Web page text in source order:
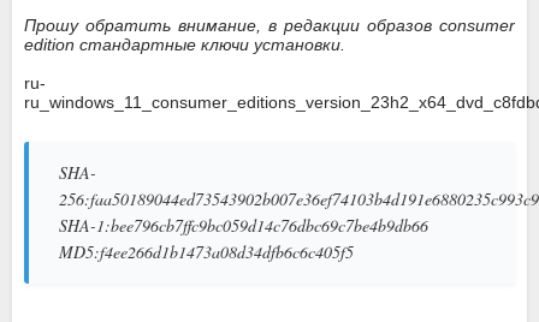
Прошу обратить внимание, в редакции образов consumer
edition стандартные ключи установки.
ru-
SHA-
SHA-1:bee796cb7ffc9bc059d14c76dbc69c7be4b9db66
MD5:f4ee266d1b1473a08d34dfb6c6c405f5